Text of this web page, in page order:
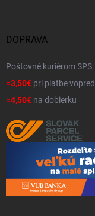
DOPRAVA
Poštovné kuriérom SPS:
=3,50€ pri platbe
=4,50€ na dobierku